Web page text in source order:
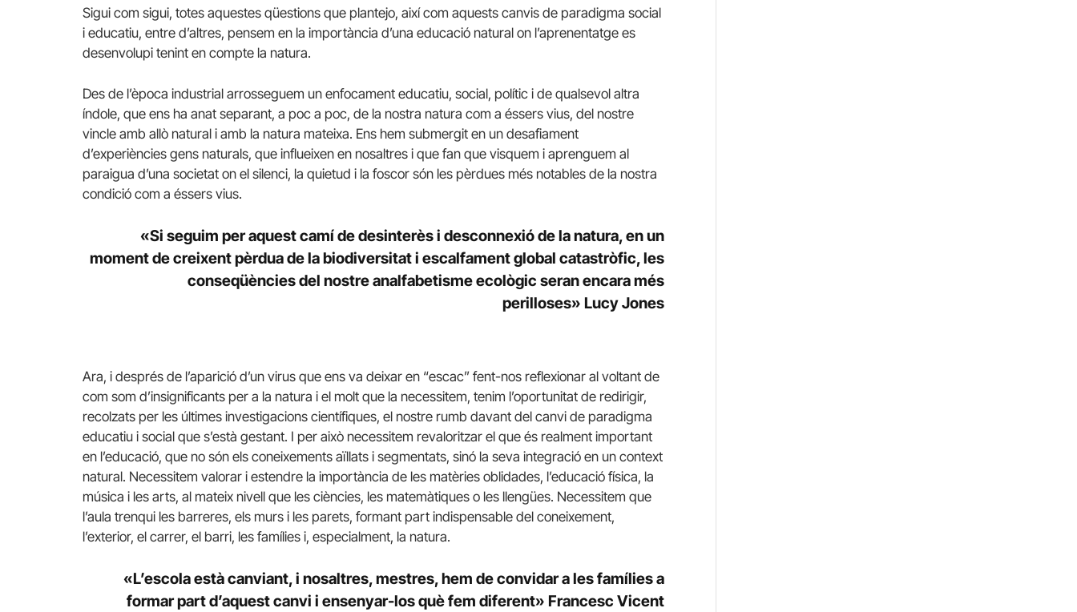
Sigui com sigui, totes aquestes qüestions que plantejo, així com aquests canvis de paradigma social
i educatiu, entre d’altres, pensem en la importància d’una educació natural on l’aprenentatge es
desenvolupi tenint en compte la natura.
Des de l’època industrial arrosseguem un enfocament educatiu, social, polític i de qualsevol altra
índole, que ens ha anat separant, a poc a poc, de la nostra natura com a éssers vius, del nostre
vincle amb allò natural i amb la natura mateixa. Ens hem submergit en un desafiament
d’experiències gens naturals, que influeixen en nosaltres i que fan que visquem i aprenguem al
paraigua d’una societat on el silenci, la quietud i la foscor són les pèrdues més notables de la nostra
condició com a éssers vius.
«Si seguim per aquest camí de desinterès i desconnexió de la natura, en un
moment de creixent pèrdua de la biodiversitat i escalfament global catastròfic, les
conseqüències del nostre analfabetisme ecològic seran encara més
perilloses» Lucy Jones
Ara, i després de l’aparició d’un virus que ens va deixar en “escac” fent-nos reflexionar al voltant de
com som d’insignificants per a la natura i el molt que la necessitem, tenim l’oportunitat de redirigir,
recolzats per les últimes investigacions científiques, el nostre rumb davant del canvi de paradigma
educatiu i social que s’està gestant. I per això necessitem revaloritzar el que és realment important
en l’educació, que no són els coneixements aïllats i segmentats, sinó la seva integració en un context
natural. Necessitem valorar i estendre la importància de les matèries oblidades, l’educació física, la
música i les arts, al mateix nivell que les ciències, les matemàtiques o les llengües. Necessitem que
l’aula trenqui les barreres, els murs i les parets, formant part indispensable del coneixement,
l’exterior, el carrer, el barri, les famílies i, especialment, la natura.
«L’escola està canviant, i nosaltres, mestres, hem de convidar a les famílies a
formar part d’aquest canvi i ensenyar-los què fem diferent» Francesc Vicent